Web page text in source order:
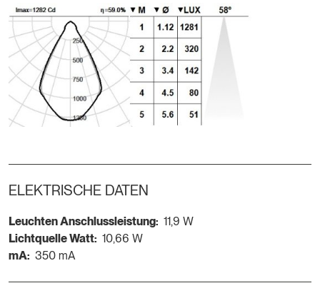
ELEKTRISCHE DATEN
Leuchten Anschlussleistung: 11,9 W
Lichtquelle Watt: 10,66 W
mA: 350 mA